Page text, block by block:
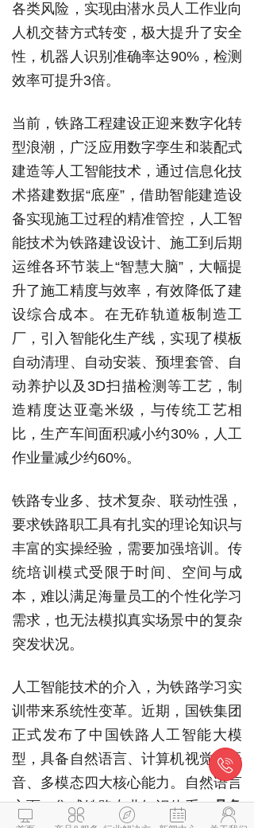
各类风险，实现由潜水员人工作业向
人机交替方式转变，极大提升了安全
性，机器人识别准确率达90%，检测
效率可提升3倍。
当前，铁路工程建设正迎来数字化转
型浪潮，广泛应用数字孪生和装配式
建造等人工智能技术，通过信息化技
术搭建数据“底座”，借助智能建造设
备实现施工过程的精准管控，人工智
能技术为铁路建设设计、施工到后期
运维各环节装上“智慧大脑”，大幅提
升了施工精度与效率，有效降低了建
设综合成本。在无砟轨道板制造工
厂，引入智能化生产线，实现了模板
自动清理、自动安装、预埋套管、自
动养护以及3D扫描检测等工艺，制
造精度达亚毫米级，与传统工艺相
比，生产车间面积减小约30%，人工
作业量减少约60%。
铁路专业多、技术复杂、联动性强，
要求铁路职工具有扎实的理论知识与
丰富的实操经验，需要加强培训。传
统培训模式受限于时间、空间与成
本，难以满足海量员工的个性化学习
需求，也无法模拟真实场景中的复杂
突发状况。
人工智能技术的介入，为铁路学习实
训带来系统性变革。近期，国铁集团
正式发布了中国铁路人工智能大模
型，具备自然语言、计算机视觉、语
音、多模态四大核心能力。自然语言
方面，集成铁路专业知识体系，具备
    
